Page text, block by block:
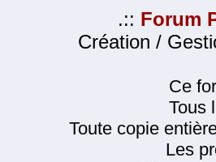
.:: Forum
Création /
Ce
Tous
Toute copie
Les